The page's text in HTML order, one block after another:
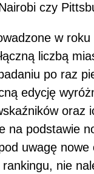
czy
w
liczbą
po raz
edycję
oraz
na podstawie
uwagę nowe
nie